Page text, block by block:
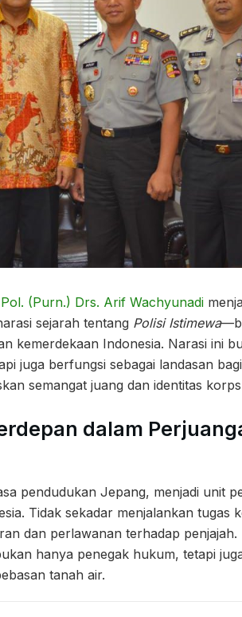
(Purn.) Drs. Arif Wachyunadi
sejarah tentang Polisi Istimewa
kemerdekaan Indonesia. Narasi ini
juga berfungsi sebagai landasan bagi
semangat juang dan identitas
dalam
pendudukan Jepang, menjadi unit
Tidak sekadar menjalankan tugas
dan perlawanan terhadap penjajah.
hanya penegak hukum, tetapi
tanah air.